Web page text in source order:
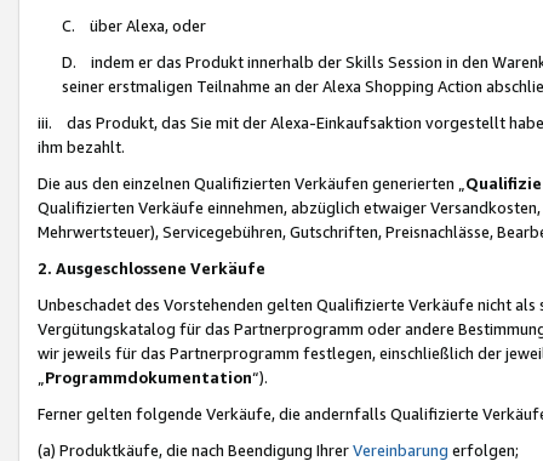
C. über Alexa, oder
D. indem er das Produkt innerhalb der Skills Session in den
seiner erstmaligen Teilnahme an der Alexa Shopping Action
iii. das Produkt, das Sie mit der Alexa-Einkaufsaktion vorgestellt
ihm bezahlt.
Die aus den einzelnen Qualifizierten Verkäufen generierten „
Qualifizierten Verkäufe einnehmen, abzüglich etwaiger
Mehrwertsteuer), Servicegebühren, Gutschriften, Preisnachlässe,
2. Ausgeschlossene Verkäufe
Unbeschadet des Vorstehenden gelten Qualifizierte Verkäufe nicht
Vergütungskatalog für das Partnerprogramm oder andere
wir jeweils für das Partnerprogramm festlegen, einschließlich der
Programmdokumentation“).
Ferner gelten folgende Verkäufe, die andernfalls Qualifizierte
(a) Produktkäufe, die nach Beendigung IhrerVereinbarung erfolgen;